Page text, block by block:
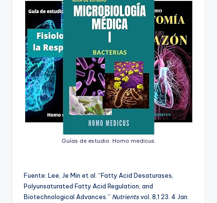
Guías de estudio. Homo medicus.
Fuente: Lee, Je Min et al. “Fatty Acid Desaturases,
Polyunsaturated Fatty Acid Regulation, and
Biotechnological Advances.” Nutrientsvol. 8,1 23. 4 Jan.